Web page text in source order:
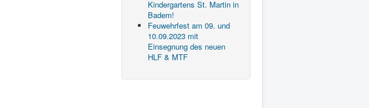
Kindergartens St. Martin in
Badem!
Feuwehrfest am 09. und
10.09.2023 mit
Einsegnung des neuen
HLF & MTF